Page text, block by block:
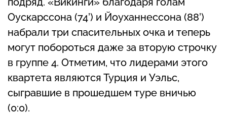
Оускарссона (74’) и Йоуханнессона (88’)
набрали три спасительных очка и теперь
могут побороться даже за вторую строчку
в группе 4. Отметим, что лидерами этого
квартета являются Турция и Уэльс,
сыгравшие в прошедшем туре вничью
(0:0).